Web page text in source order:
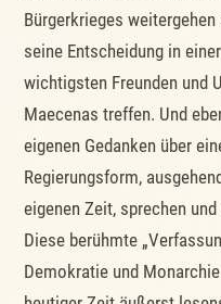
Bürgerkrieges
seine Entscheidung in
wichtigsten Freunden und
Maecenas treffen. Und
eigenen Gedanken über
Regierungsform,
eigenen Zeit, sprechen
Diese berühmte
Demokratie und